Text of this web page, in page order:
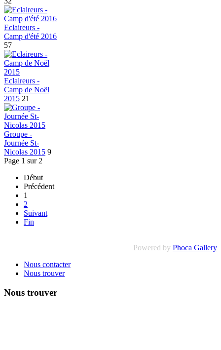
Eclaireurs -
Camp d'été 2016
57
Eclaireurs -
Camp de Noël
2015 21
Groupe -
Journée St-
Nicolas 2015 9
Page 1 sur 2
Début
Précédent
1
2
Suivant
Fin
Powered by Phoca Gallery
Nous contacter
Nous trouver
Nous trouver